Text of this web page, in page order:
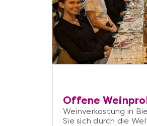
Offene
Weinverkostung in
Sie sich durch die